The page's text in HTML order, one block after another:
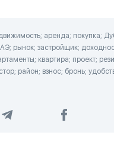
аренда; покупка;
рынок; застройщик;
квартира; проект;
район; взнос; бронь;